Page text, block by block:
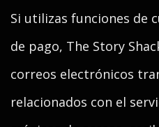
Si utilizas funciones de
de pago, The Story
correos electrónicos
relacionados con el